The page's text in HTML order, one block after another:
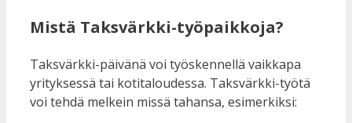
Mistä Taksvärkki-työpaikkoja?
Taksvärkki-päivänä voi työskennellä vaikkapa
yrityksessä tai kotitaloudessa. Taksvärkki-työtä
voi tehdä melkein missä tahansa, esimerkiksi: